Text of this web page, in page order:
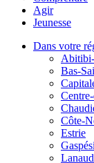
Agir
Jeunesse
Dans votre
Bas-
Côte-
Estrie